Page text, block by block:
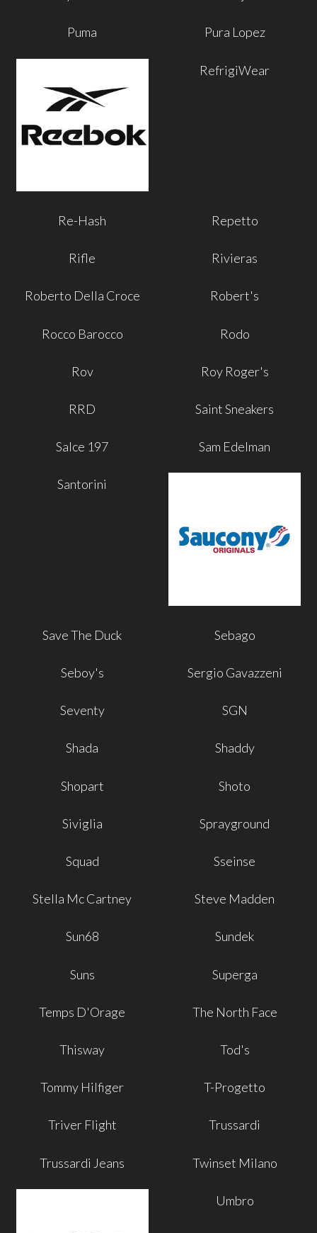
Puma Pura Lopez
RefrigiWear
Re-Hash Repetto
Rifle Rivieras
Roberto Della Croce Robert's
Rocco Barocco Rodo
Rov Roy Roger's
RRD Saint Sneakers
Salce 197 Sam Edelman
Santorini
Save The Duck Sebago
Seboy's Sergio Gavazzeni
Seventy SGN
Shada Shaddy
Shopart Shoto
Siviglia Sprayground
Squad Sseinse
Stella Mc Cartney Steve Madden
Sun68 Sundek
Suns Superga
Temps D'Orage The North Face
Thisway Tod's
Tommy Hilfiger T-Progetto
Triver Flight Trussardi
Trussardi Jeans Twinset Milano
Umbro